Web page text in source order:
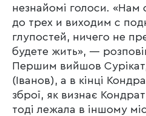
незнайомі голоси. «Нам
до трех и виходим с
глупостей, ничего не
будете жить», —
Першим вийшов
(Іванов), а в кінці
зброї, як визнає
тоді лежала в іншому